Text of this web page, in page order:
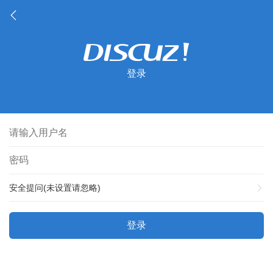
登录
安全提问(未设置请忽略)
登录